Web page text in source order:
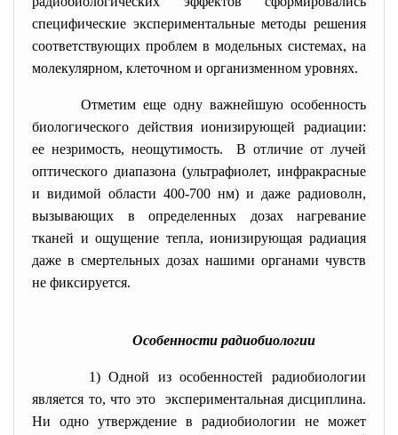
специфические экспериментальные методы решения
соответствующих проблем в модельных системах, на
молекулярном, клеточном и организменном уровнях.
Отметим еще одну важнейшую особенность
биологического действия ионизирующей радиации:
ее незримость, неощутимость. В отличие от лучей
оптического диапазона (ультрафиолет, инфракрасные
и видимой области 400-700 нм) и даже радиоволн,
вызывающих в определенных дозах нагревание
тканей и ощущение тепла, ионизирующая радиация
даже в смертельных дозах нашими органами чувств
не фиксируется.
Особенности радиобиологии
1) Одной из особенностей радиобиологии
является то, что это экспериментальная дисциплина.
Ни одно утверждение в радиобиологии не может